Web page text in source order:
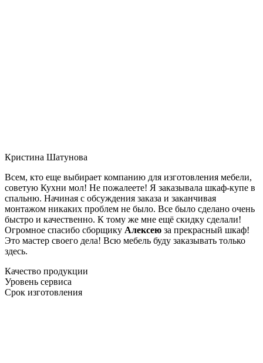
Кристина Шатунова
Всем, кто еще выбирает компанию для изготовления мебели,
советую Кухни мол! Не пожалеете! Я заказывала шкаф-купе в
спальню. Начиная с обсуждения заказа и заканчивая
монтажом никаких проблем не было. Все было сделано очень
быстро и качественно. К тому же мне ещё скидку сделали!
Огромное спасибо сборщику Алексею за прекрасный шкаф!
Это мастер своего дела! Всю мебель буду заказывать только
здесь.
Качество продукции
Уровень сервиса
Срок изготовления